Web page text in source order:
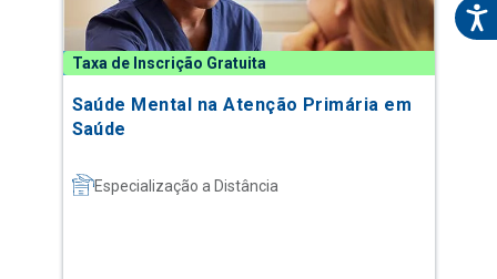
Taxa de Inscrição Gratuita
Saúde Mental na Atenção Primária em
Saúde
Especialização a Distância